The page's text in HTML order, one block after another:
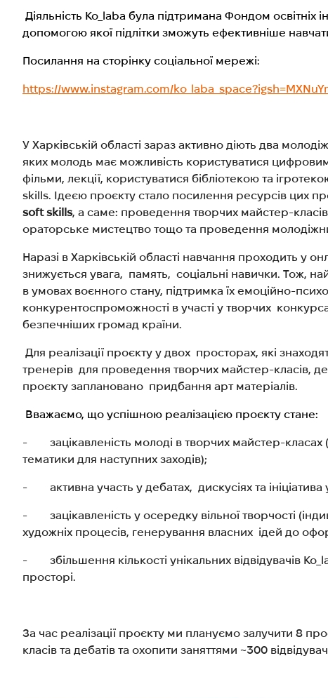
Діяльність Ko_laba була підтримана Фондом освітніх
допомогою якої підлітки зможуть ефективніше
Посилання на сторінку соціальної мережі:
https://www.instagram.com/
У Харківській області зараз активно діють два
яких молодь має можливість користуватися
фільми, лекції, користуватися бібліотекою та
skills. Ідеєю проєкту стало посилення ресурсів цих
soft skills, а саме: проведення творчих майстер-
ораторське мистецтво тощо та проведення
Наразі в Харківській області навчання проходить у
знижується увага, память, соціальні навички. Тож,
в умовах воєнного стану, підтримка їх емоційно-
конкурентоспроможності в участі у творчих
безпечніших громад країни.
Для реалізації проєкту у двох просторах, які
тренерів для проведення творчих майстер-класів,
проєкту заплановано придбання арт матеріалів.
Вважаємо, що успішною реалізацією проєкту стане:
- зацікавленість молоді в творчих майстер-класах
тематики для наступних заходів);
- активна участь у дебатах, дискусіях та ініціатива
- зацікавленість у осередку вільної творчості
художніх процесів, генерування власних ідей до
- збільшення кількості унікальних відвідувачів
просторі.
За час реалізації проєкту ми плануємо залучити 8
класів та дебатів та охопити заняттями ~300